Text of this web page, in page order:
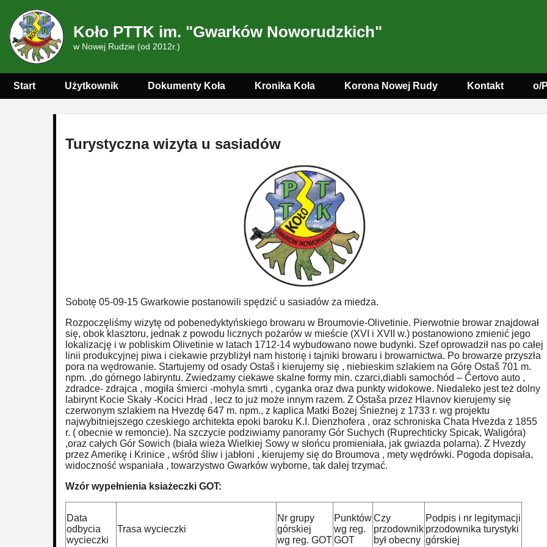
Koło PTTK im. "Gwarków Noworudzkich"
w Nowej Rudzie (od 2012r.)
Start Użytkownik Dokumenty Koła Kronika Koła Korona Nowej Rudy Kontakt o/
Turystyczna wizyta u sasiadów
Sobotę 05-09-15 Gwarkowie postanowili spędzić u sasiadów za miedza.
Rozpoczęliśmy wizytę od pobenedyktyńskiego browaru w Broumovie-Olivetinie. Pierwotnie browar znajdował
się, obok klasztoru, jednak z powodu licznych pożarów w mieście (XVI i XVII w.) postanowiono zmienić jego
lokalizację i w pobliskim Olivetinie w latach 1712-14 wybudowano nowe budynki. Szef oprowadził nas po całej
linii produkcyjnej piwa i ciekawie przybliżył nam historię i tajniki browaru i browarnictwa. Po browarze przyszła
pora na wędrowanie. Startujemy od osady Ostaš i kierujemy się , niebieskim szlakiem na Górę Ostaš 701 m.
npm. ,do górnego labiryntu. Zwiedzamy ciekawe skalne formy min. czarci,diabli samochód – Čertovo auto ,
zdradce- zdrajca , mogiła śmierci -mohyla smrti , cyganka oraz dwa punkty widokowe. Niedaleko jest też dolny
labirynt Kocie Skały -Kocici Hrad , lecz to już może innym razem. Z Ostaša przez Hlavnov kierujemy się
czerwonym szlakiem na Hvezdę 647 m. npm., z kaplica Matki Bożej Śnieżnej z 1733 r. wg projektu
najwybitniejszego czeskiego architekta epoki baroku K.I. Dienzhofera , oraz schroniska Chata Hvezda z 1855
r. ( obecnie w remoncie). Na szczycie podziwiamy panoramy Gór Suchych (Ruprechticky Spicak, Waligóra)
,oraz całych Gór Sowich (biała wieża Wielkiej Sowy w słońcu promieniała, jak gwiazda polarna). Z Hvezdy
przez Amerikę i Krinice , wśród śliw i jabłoni , kierujemy się do Broumova , mety wędrówki. Pogoda dopisała,
widoczność wspaniała , towarzystwo Gwarków wyborne, tak dalej trzymać.
Wzór wypełnienia ksiażeczki GOT:
Data
odbycia
wycieczki
Trasa wycieczki
Nr grupy
górskiej
wg reg. GOT
Punktów
wg reg.
GOT
Czy
przodownik
był obecny
Podpis i nr legitymacji
przodownika turystyki
górskiej